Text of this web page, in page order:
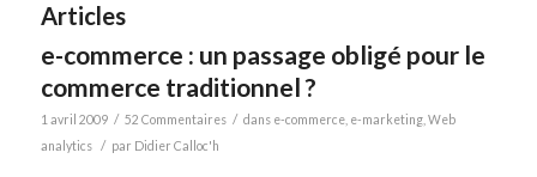
Articles
e-commerce : un passage obligé pour le
commerce traditionnel ?
1 avril 2009 / 52 Commentaires / dans e-commerce, e-marketing, Web
analytics
/ par Didier Calloc'h